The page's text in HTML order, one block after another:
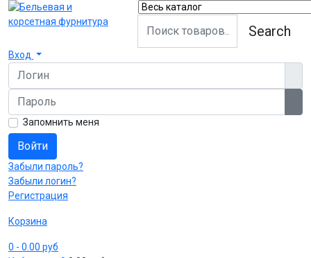
Search
Вход
Логин
Пароль
Запомнить меня
Войти
Забыли пароль?
Забыли логин?
Регистрация
Корзина
0 - 0.00 руб